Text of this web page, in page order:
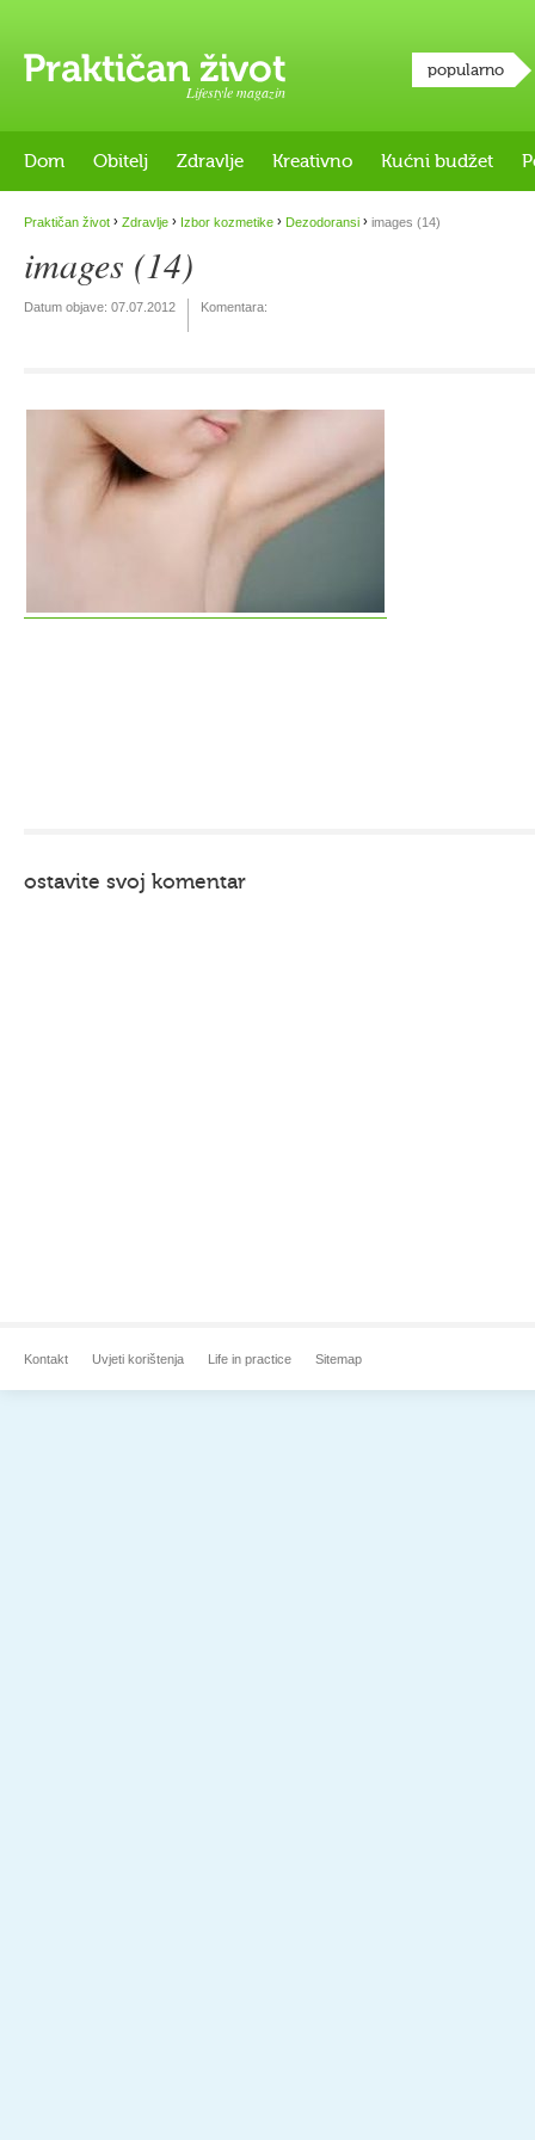
Lifestyle magazin
popularno
Dom Obitelj Zdravlje Kreativno Kućni budžet
Praktičan život › Zdravlje › Izbor kozmetike › Dezodoransi › images (14)
images (14)
Datum objave: 07.07.2012 Komentara:
ostavite svoj komentar
Kontakt Uvjeti korištenja Life in practice Sitemap